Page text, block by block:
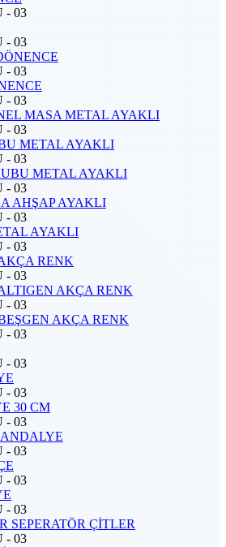
- 03
- 03
- 03
- 03
- 03
- 03
- 03
- 03
- 03
- 03
- 03
- 03
- 03
- 03
- 03
- 03
- 03
- 03
- 03